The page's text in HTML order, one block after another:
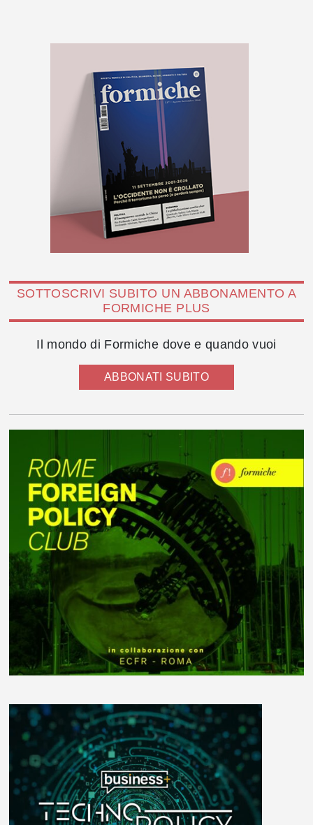
SOTTOSCRIVI SUBITO UN ABBONAMENTO A
FORMICHE PLUS
Il mondo di Formiche dove e quando vuoi
ABBONATI SUBITO